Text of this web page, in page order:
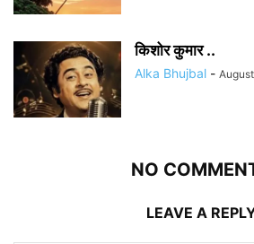
किशोर कुमार ..
Alka Bhujbal -
NO
LEAVE A